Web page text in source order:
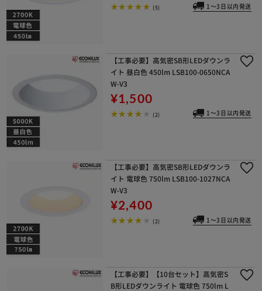
(5) 1～3日以内発送
【工事必要】高気密SB形LEDダウンラ
イト 昼白色 450lm LSB100-0650NCA
W-V3
¥1,500
(2) 1～3日以内発送
【工事必要】高気密SB形LEDダウンラ
イト 電球色 750lm LSB100-1027NCA
W-V3
¥2,400
(2) 1～3日以内発送
【工事必要】【10台セット】高気密S
B形LEDダウンライト 電球色 750lm L